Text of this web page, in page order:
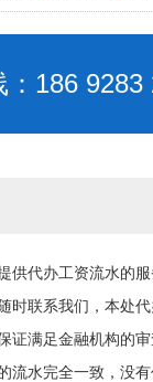
：186 9283
供代办工资流水的
时联系我们，本处
证满足金融机构的
流水完全一致，没有